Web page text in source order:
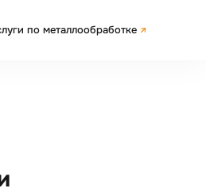
по металлообработке